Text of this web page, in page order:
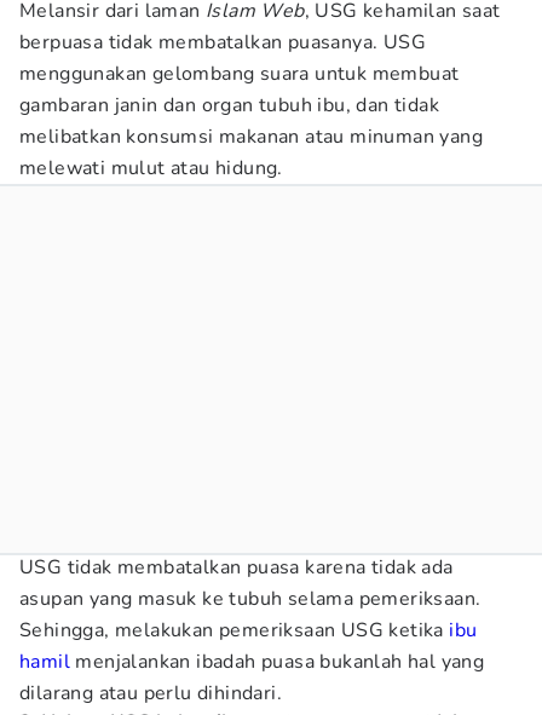
Melansir dari laman Islam Web, USG kehamilan saat
berpuasa tidak membatalkan puasanya. USG
menggunakan gelombang suara untuk membuat
gambaran janin dan organ tubuh ibu, dan tidak
melibatkan konsumsi makanan atau minuman yang
melewati mulut atau hidung.
USG tidak membatalkan puasa karena tidak ada
asupan yang masuk ke tubuh selama pemeriksaan.
Sehingga, melakukan pemeriksaan USG ketika ibu
hamil menjalankan ibadah puasa bukanlah hal yang
dilarang atau perlu dihindari.